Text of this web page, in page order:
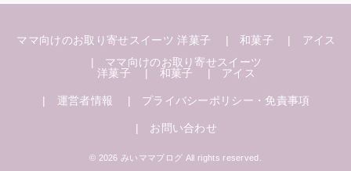
ママ向けのお取り寄せスイーツ 洋菓子 和菓子
アイス
ママ向けのお取り寄せスイーツ
洋菓子
和菓子 アイス
運営者情報 プライバシーポリシー・免責事項
お問い合わせ
© 2026 みいママブログ All rights reserved.